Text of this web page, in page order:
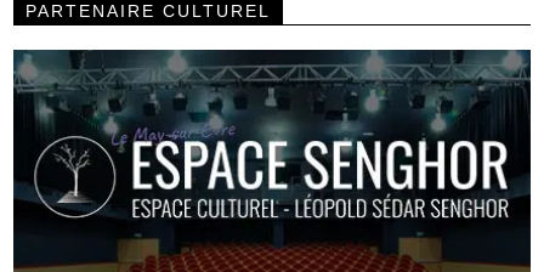
PARTENAIRE CULTUREL